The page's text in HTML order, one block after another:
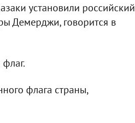
установили российский
Демерджи, говорится в
флага страны,